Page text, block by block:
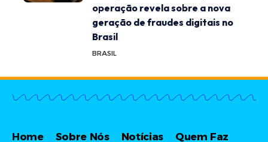
operação revela sobre a nova
geração de fraudes digitais no
Brasil
BRASIL
Home Sobre Nós Notícias Quem Faz